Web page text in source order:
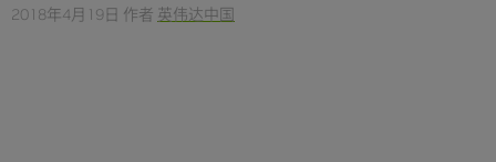
2018年4月19日 作者 英伟达中国